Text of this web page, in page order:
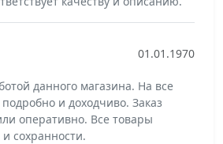
01.01.1970
данного магазина. На все
и доходчиво. Заказ
оперативно. Все товары
сохранности.